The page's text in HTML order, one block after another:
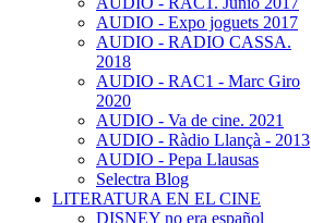
AUDIO - Expo joguets 2017
AUDIO - RADIO CASSA.
2018
AUDIO - RAC1 - Marc Giro
2020
AUDIO - Va de cine. 2021
AUDIO - Ràdio Llançà - 2013
AUDIO - Pepa Llausas
Selectra Blog
LITERATURA EN EL CINE
DISNEY no era español